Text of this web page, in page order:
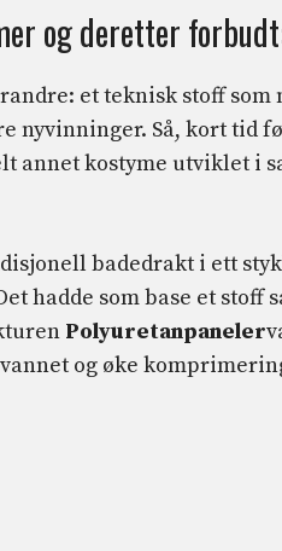
og deretter
et teknisk stoff som
nyvinninger. Så, kort tid
annet kostyme utviklet i
badedrakt i ett
hadde som base et stoff
Polyuretanpaneler
og øke